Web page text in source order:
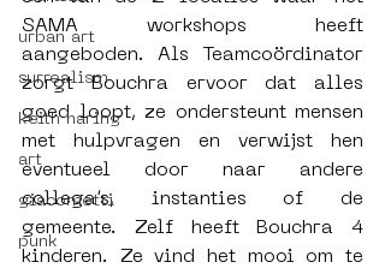
urban art
surrealism
keith haring
art
giacometti
punk
SAMA workshops heeft
aangeboden. Als Teamcoördinator
zorgt Bouchra ervoor dat alles
goed loopt, ze ondersteunt mensen
met hulpvragen en verwijst hen
eventueel door naar andere
collega’s, instanties of de
gemeente. Zelf heeft Bouchra 4
kinderen. Ze vind het mooi om te